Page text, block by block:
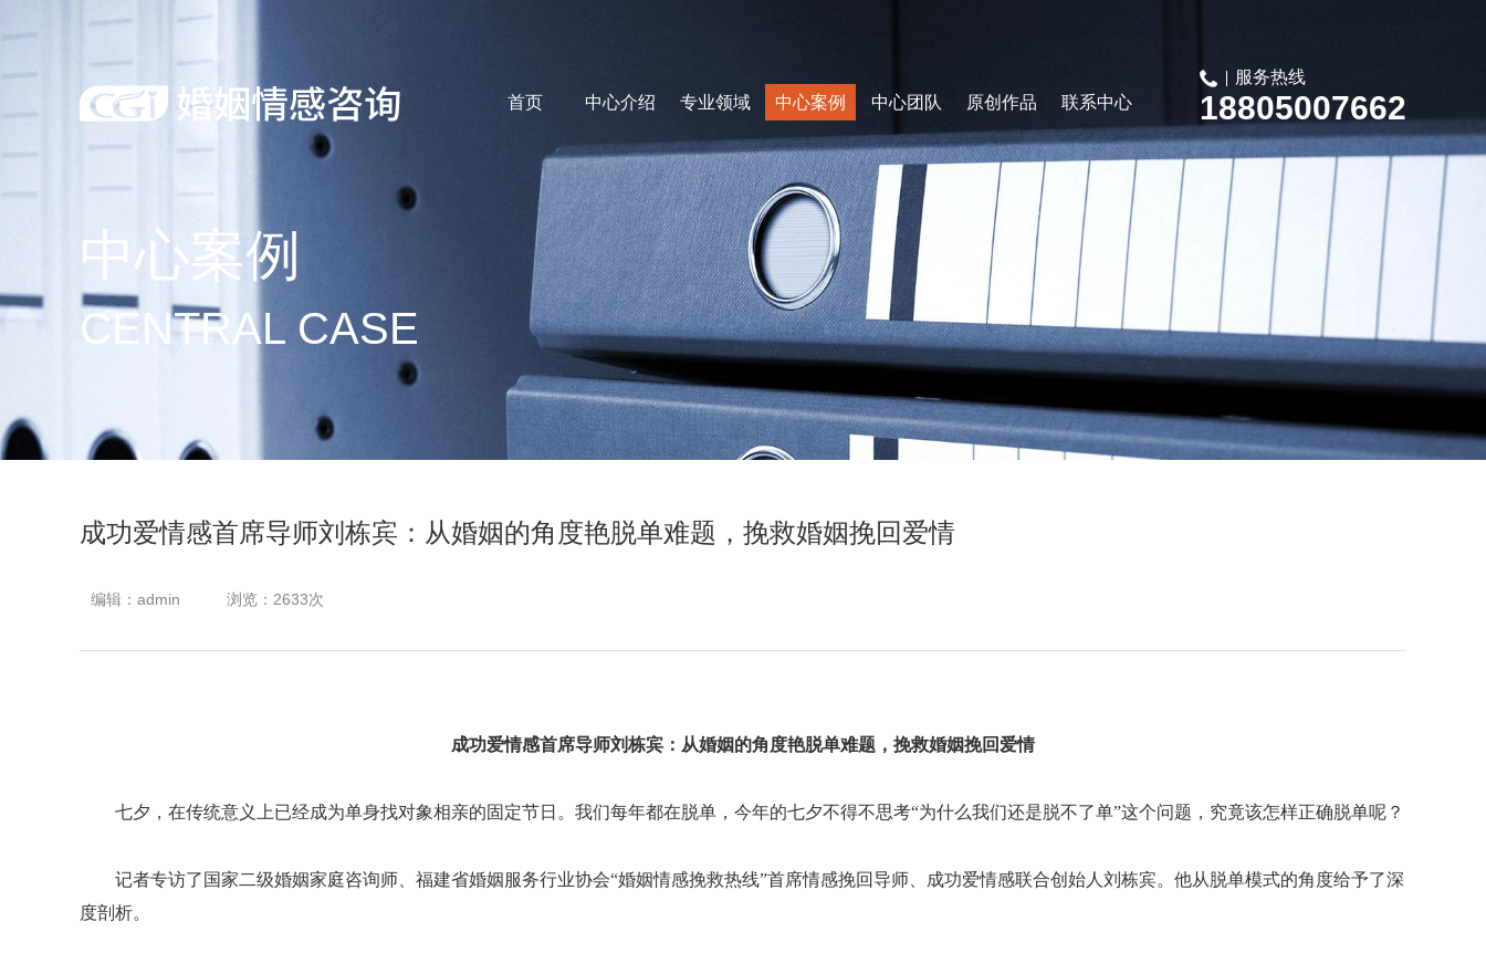
首页 中心介绍 专业领域 中心案例 中心团队 原创作品 联系中心
服务热线
18805007662
中心案例
CENTRAL CASE
成功爱情感首席导师刘栋宾：从婚姻的角度艳脱单难题，挽救婚姻挽回爱情
编辑：admin 浏览：2633次
成功爱情感首席导师刘栋宾： 从婚姻的角度艳脱单难题，挽救婚姻挽回爱情
七夕，在传统意义上已经成为单身找对象相亲的固定节日。我们每年都在脱单，今年的七夕不得不思考“为什么我们还是脱不了单”这个问题，究竟该怎样正确脱单呢？
记者专访了国家二级婚姻家庭咨询师、福建省婚姻服务行业协会“婚姻情感挽救热线”首席情感挽回导师、成功爱情感联合创始人刘栋宾。他从脱单模式的角度给予了深
度剖析。